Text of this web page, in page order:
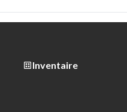
Inventaire